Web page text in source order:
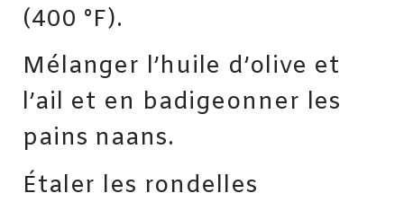
(400 °F).
Mélanger l’huile d’olive et
l’ail et en badigeonner les
pains naans.
Étaler les rondelles